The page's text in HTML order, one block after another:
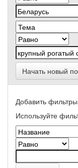
Начать новый
Добавить
Используйте